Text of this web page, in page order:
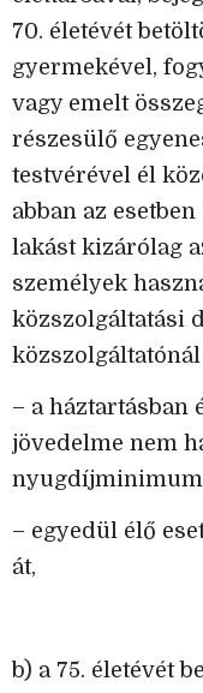
70. életévét
gyermekével,
vagy emelt
részesülő
testvérével él
abban az
lakást kizárólag
személyek
közszolgáltatási
– a háztartásban
jövedelme nem
nyugdíjminimum
– egyedül élő
át,
b) a 75. életévét